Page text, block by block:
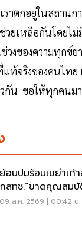
าตกอยู่ในสถานก
วยเหลือกันโดยไ
วงของความทุกข์ย
ท้จริงของคนไทย
กัน ขอให้ทุกคนม
ย้อนปมร้อนเขย่าเก้า
กสทช.”ขาดคุณสมบั
ฟ้อง
09 ส.ค. 2569 | 00:42 น.